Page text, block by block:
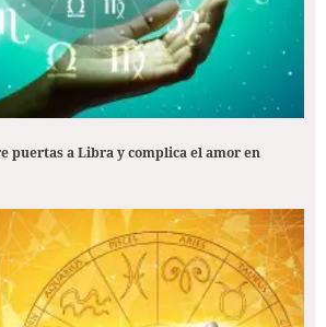
puertas a Libra y complica el amor en